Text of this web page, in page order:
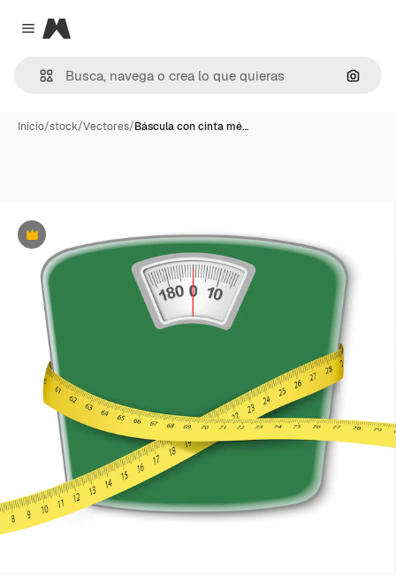
Close menu
Magnific
Inicio/stock/Vectores/Báscula con cinta mé…
Premium